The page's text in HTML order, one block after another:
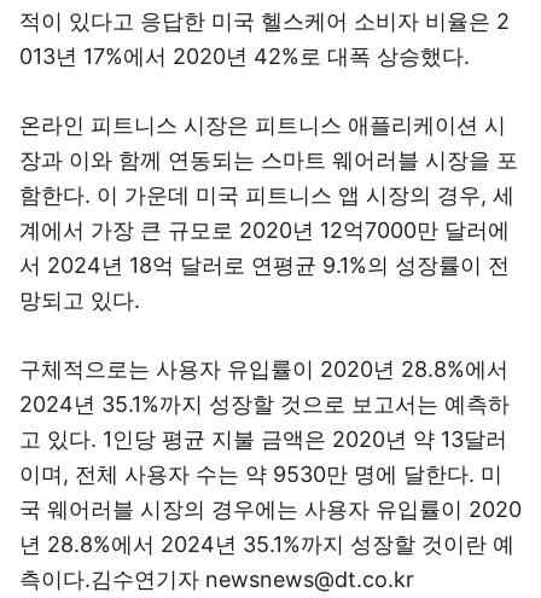
적이 있다고 응답한 미국 헬스케어 소비자 비율은 2
013년 17%에서 2020년 42%로 대폭 상승했다.
온라인 피트니스 시장은 피트니스 애플리케이션 시
장과 이와 함께 연동되는 스마트 웨어러블 시장을 포
함한다. 이 가운데 미국 피트니스 앱 시장의 경우, 세
계에서 가장 큰 규모로 2020년 12억7000만 달러에
서 2024년 18억 달러로 연평균 9.1%의 성장률이 전
망되고 있다.
구체적으로는 사용자 유입률이 2020년 28.8%에서
2024년 35.1%까지 성장할 것으로 보고서는 예측하
고 있다. 1인당 평균 지불 금액은 2020년 약 13달러
이며, 전체 사용자 수는 약 9530만 명에 달한다. 미
국 웨어러블 시장의 경우에는 사용자 유입률이 2020
년 28.8%에서 2024년 35.1%까지 성장할 것이란 예
측이다.김수연기자 newsnews@dt.co.kr